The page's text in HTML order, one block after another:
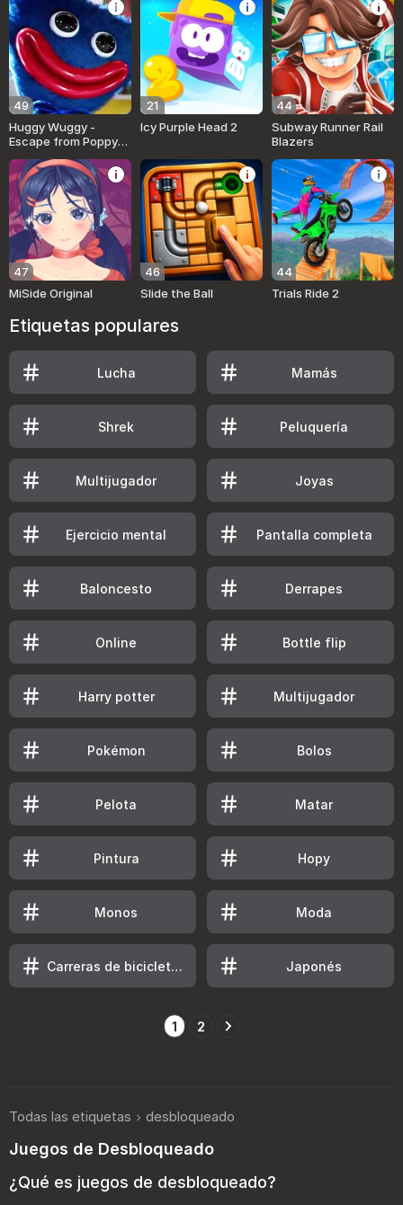
49
Huggy Wuggy -
Escape from Poppy
21
Icy Purple Head 2
44
Subway Runner Rail
Blazers
47
MiSide Original
46
Slide the Ball
44
Trials Ride 2
Etiquetas populares
Lucha Mamás
Shrek Peluquería
Multijugador Joyas
Ejercicio mental Pantalla completa
Baloncesto Derrapes
Online Bottle flip
Harry potter Multijugador
Pokémon Bolos
Pelota Matar
Pintura Hopy
Monos Moda
Carreras de bicicletas Japonés
1 2
Todas las etiquetas desbloqueado
Juegos de Desbloqueado
¿Qué es juegos de desbloqueado?